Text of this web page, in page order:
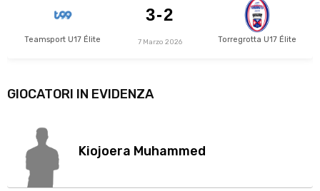
, dall’altro un Torregrotta che, forte della serenità data dal
traguardo playoff già raggiunto, proverà a
misurarsi a viso
aperto contro la capolista
Teamsport U17 Élite
3-2
Torregrotta U17 Élite
7 Marzo 2026
GIOCATORI IN EVIDENZA
Kiojoera Muhammed